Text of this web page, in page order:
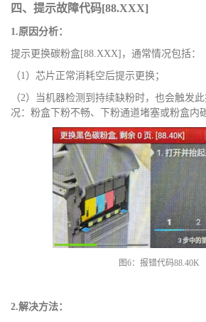
四、提示故障代码[88.XXX]
1.原因分析：
提示更换碳粉盒[88.XXX]，通常情况包括：
（1）芯片正常消耗空后提示更换；
（2）当机器检测到持续缺粉时，也会触发
况：粉盒下粉不畅、下粉通道堵塞或粉盒内
图6：报错代码88.40K
2.解决方法：